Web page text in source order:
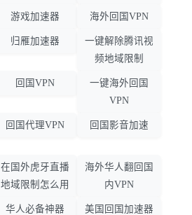
游戏加速器 海外回国VPN
归雁加速器
一键解除腾讯视
频地域限制
回国VPN
一键海外回国
VPN
回国代理VPN 回国影音加速
在国外虎牙直播
地域限制怎么用
海外华人翻回国
内VPN
华人必备神器 美国回国加速器